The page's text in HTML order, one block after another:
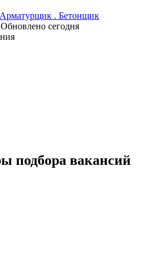
. Бетонщик
Обновлено сегодня
подбора вакансий